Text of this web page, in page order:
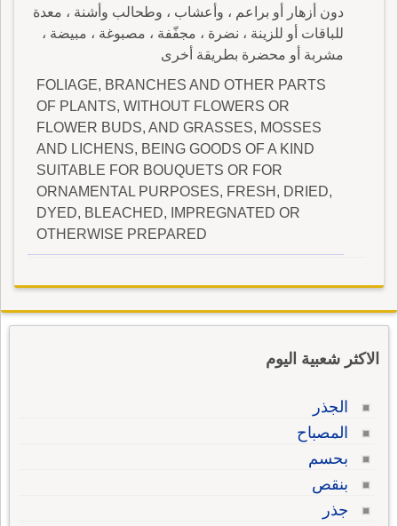
دون أزهار أو براعم ، وأعشاب ، وطحالب وأشنة ، معدة
للباقات أو للزينة ، نضرة ، مجفّفة ، مصبوغة ، مبيضة ،
مشربة أو محضرة بطريقة أخرى
FOLIAGE, BRANCHES AND OTHER PARTS
OF PLANTS, WITHOUT FLOWERS OR
FLOWER BUDS, AND GRASSES, MOSSES
AND LICHENS, BEING GOODS OF A KIND
SUITABLE FOR BOUQUETS OR FOR
ORNAMENTAL PURPOSES, FRESH, DRIED,
DYED, BLEACHED, IMPREGNATED OR
OTHERWISE PREPARED
الاكثر شعبية اليوم
الجذر
المصباح
بحسم
بنقص
جذر